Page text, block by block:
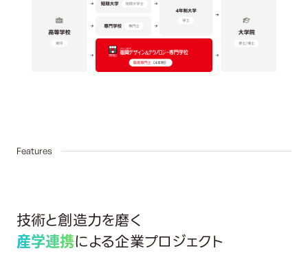
Features02
技術と創造力を磨く
産学連携による企業プロジェクト